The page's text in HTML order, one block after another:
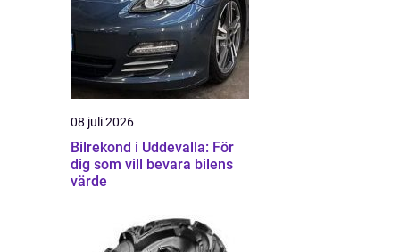
08 juli 2026
Bilrekond i Uddevalla: För
dig som vill bevara bilens
värde